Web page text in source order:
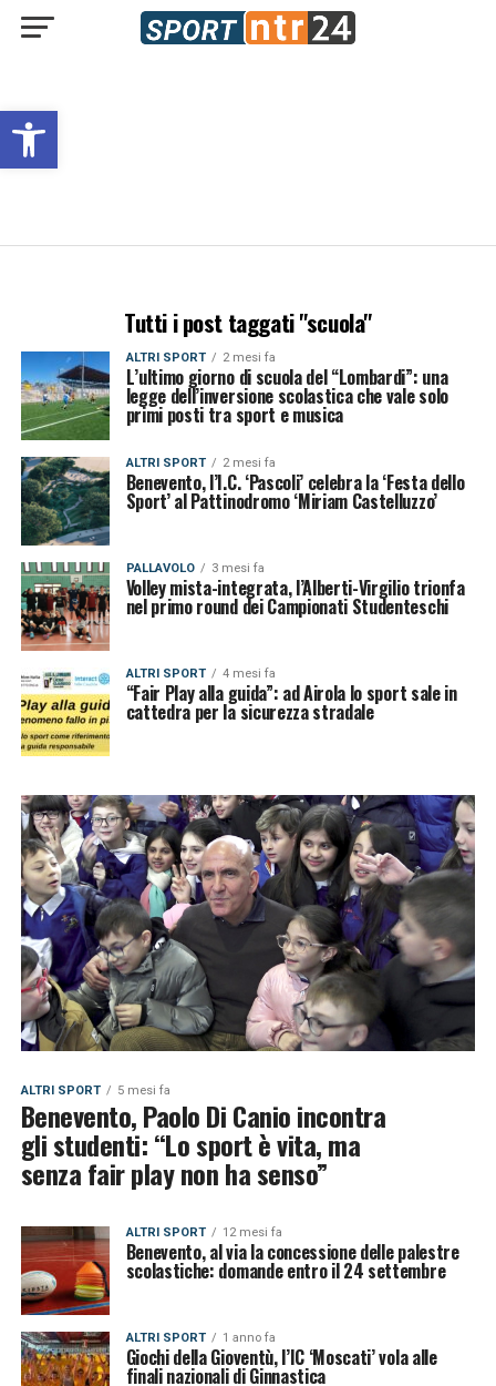
Open toolbar
Tutti i post taggati "scuola"
ALTRI SPORT 2 mesi fa
L’ultimo giorno di scuola del “Lombardi”: una
legge dell’inversione scolastica che vale solo
primi posti tra sport e musica
ALTRI SPORT 2 mesi fa
Benevento, l’I.C. ‘Pascoli’ celebra la ‘Festa dello
Sport’ al Pattinodromo ‘Miriam Castelluzzo’
PALLAVOLO 3 mesi fa
Volley mista-integrata, l’Alberti-Virgilio trionfa
nel primo round dei Campionati Studenteschi
ALTRI SPORT 4 mesi fa
“Fair Play alla guida”: ad Airola lo sport sale in
cattedra per la sicurezza stradale
ALTRI SPORT 5 mesi fa
Benevento, Paolo Di Canio incontra
gli studenti: “Lo sport è vita, ma
senza fair play non ha senso”
ALTRI SPORT 12 mesi fa
Benevento, al via la concessione delle palestre
scolastiche: domande entro il 24 settembre
ALTRI SPORT 1 anno fa
Giochi della Gioventù, l’IC ‘Moscati’ vola alle
finali nazionali di Ginnastica